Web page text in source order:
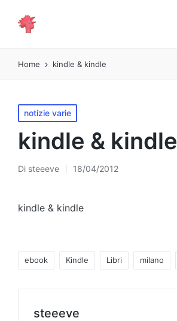
Home kindle & kindle
Pubblicato
in
notizie varie
kindle & kindle
Pubblicato
Di steeeve 18/04/2012
kindle & kindle
ebook Kindle Libri milano
steeeve